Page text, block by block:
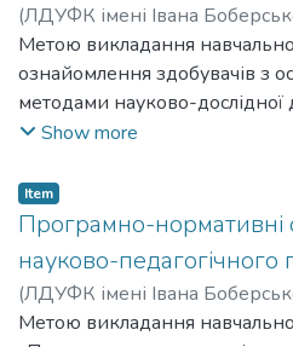
(ЛДУФК імені Івана
Паска, Марія;Teslia, Olha;
готельно-ресторанного
Метою викладання
ознайомлення здобувачів з
методами науково-дослідної
та тактикою, етапами
досліджень в галузі;
теоретичних знань й
побудови ефективного
задачі, оволодіння методикою
вирішення; планування
результатів. The purpose of
Show more
Item
Програмно-нормативні
науково-педагогічного
(ЛДУФК імені Івана
Іванна; Bodnar, Ivanna
Метою викладання